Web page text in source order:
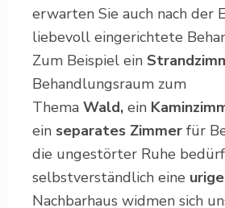
erwarten Sie auch nach der
liebevoll eingerichtete
Zum Beispiel ein
Behandlungsraum zum
Thema Wald, ein
ein separates Zimmer für
die ungestörter Ruhe
selbstverständlich eine
Nachbarhaus widmen sich